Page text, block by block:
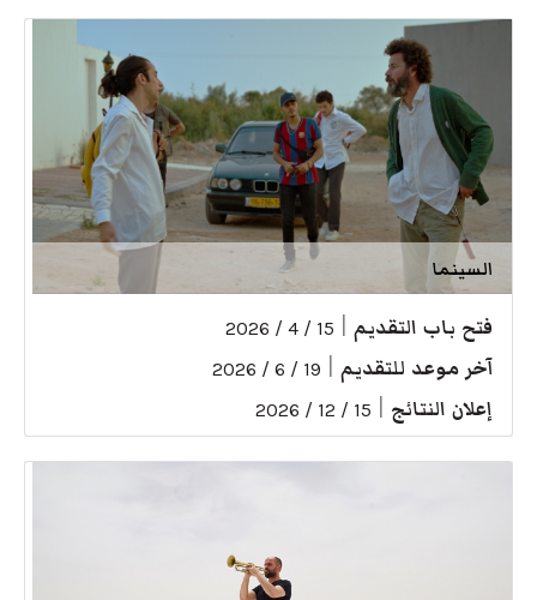
السينما
فتح باب التقديم 15 / 4 / 2026
آخر موعد للتقديم 19 / 6 / 2026
إعلان النتائج 15 / 12 / 2026